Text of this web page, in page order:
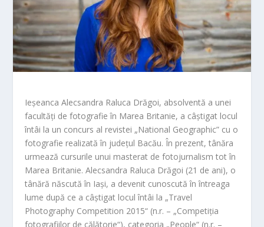
Ieșeanca Alecsandra Raluca Drăgoi, absolventă a unei
facultăți de fotografie în Marea Britanie, a câștigat locul
întâi la un concurs al revistei „National Geographic” cu o
fotografie realizată în județul Bacău. În prezent, tânăra
urmează cursurile unui masterat de fotojurnalism tot în
Marea Britanie. Alecsandra Raluca Drăgoi (21 de ani), o
tânără născută în Iași, a devenit cunoscută în întreaga
lume după ce a câștigat locul întâi la „Travel
Photography Competition 2015“ (n.r. – „Competiția
fotografiilor de călătorie“), categoria „People“ (n.r. –